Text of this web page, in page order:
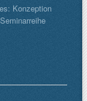
Konzeption